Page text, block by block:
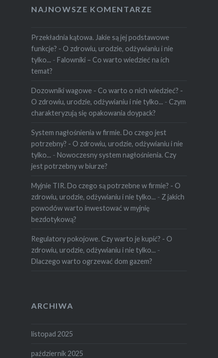
NAJNOWSZE KOMENTARZE
Przekładnia kątowa. Jakie są jej podstawowe
funkcje? - O zdrowiu, urodzie, odżywianiu i nie
tylko... - Falowniki – Co warto wiedzieć na ich
temat?
Dozowniki wagowe - Co warto o nich wiedzieć? -
O zdrowiu, urodzie, odżywianiu i nie tylko... - Czym
charakteryzują się opakowania doypack?
System nagłośnienia w firmie. Do czego jest
potrzebny? - O zdrowiu, urodzie, odżywianiu i nie
tylko... - Nowoczesny system nagłośnienia. Czy
jest potrzebny w biurze?
Myjnie TIR. Do czego są potrzebne w firmie? - O
zdrowiu, urodzie, odżywianiu i nie tylko... - Z jakich
powodów warto inwestować w myjnię
bezdotykową?
Regulatory pokojowe. Czy warto je kupić? - O
zdrowiu, urodzie, odżywianiu i nie tylko... -
Dlaczego warto ogrzewać dom gazem?
ARCHIWA
listopad 2025
październik 2025